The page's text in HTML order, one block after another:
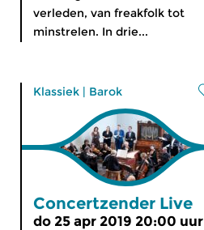
verleden, van freakfolk tot
minstrelen. In drie...
Klassiek | Barok
Concertzender Live
do 25 apr 2019 20:00 uur